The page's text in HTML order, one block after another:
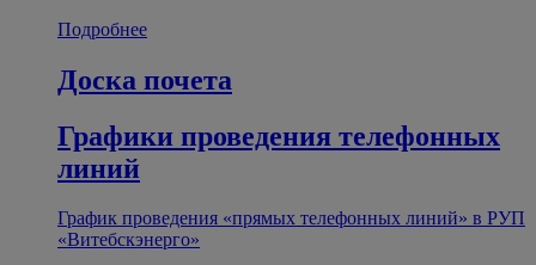
Подробнее
Доска почета
Графики проведения телефонных
линий
График проведения «прямых телефонных линий» в РУП
«Витебскэнерго»